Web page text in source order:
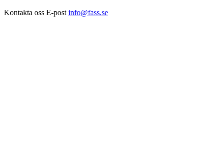
Kontakta oss E-post info@fass.se